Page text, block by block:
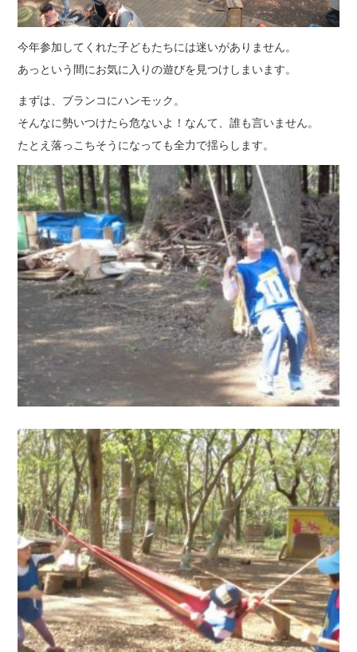
今年参加してくれた子どもたちには迷いがありません。
あっという間にお気に入りの遊びを見つけしまいます。
まずは、ブランコにハンモック。
そんなに勢いつけたら危ないよ！なんて、誰も言いません。
たとえ落っこちそうになっても全力で揺らします。